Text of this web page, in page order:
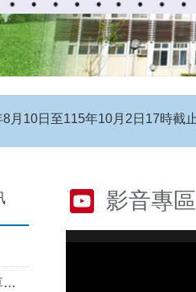
影音專區